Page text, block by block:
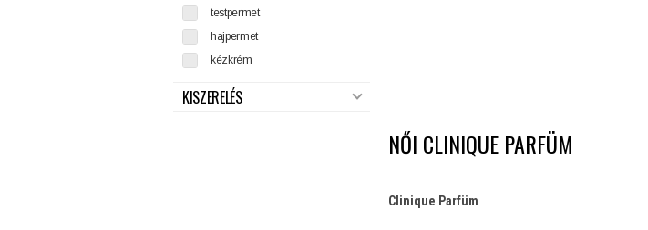
testpermet
hajpermet
kézkrém
KISZERELÉS
NŐI CLINIQUE PARFÜM
Clinique Parfüm